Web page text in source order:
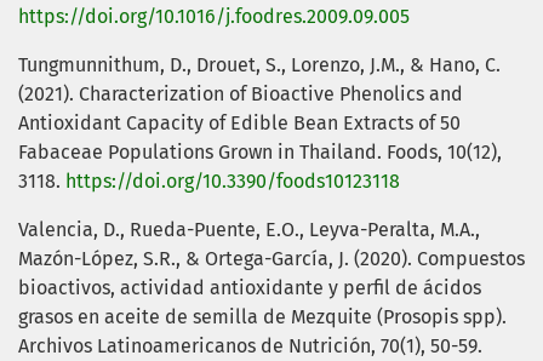
https://doi.org/10.1016/j.foodres.2009.09.005
Tungmunnithum, D., Drouet, S., Lorenzo, J.M., & Hano, C.
(2021). Characterization of Bioactive Phenolics and
Antioxidant Capacity of Edible Bean Extracts of 50
Fabaceae Populations Grown in Thailand. Foods, 10(12),
3118. https://doi.org/10.3390/foods10123118
Valencia, D., Rueda-Puente, E.O., Leyva-Peralta, M.A.,
Mazón-López, S.R., & Ortega-García, J. (2020). Compuestos
bioactivos, actividad antioxidante y perfil de ácidos
grasos en aceite de semilla de Mezquite (Prosopis spp).
Archivos Latinoamericanos de Nutrición, 70(1), 50-59.